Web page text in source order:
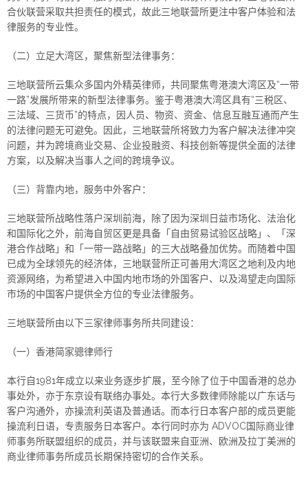
合伙联营采取共担责任的模式，故此三地联营所更注中客户体验和法
律服务的专业性。
（二）立足大湾区，聚焦新型法律事务：
三地联营所云集众多国内外精英律师，共同​​聚焦粤港澳大湾区及“一带
一路”发展所带来的新型法律事务。鉴于粤港澳大湾区具有“三税区、
三法域、三货币”的特点，因人员、物资、资金、信息互融互通而产生
的法律问题无可避免。因此，三地联营所将致力为客户解决法律冲突
问题，并为跨境商业交易、企业投融资、科技创新等提供全面的法律
方案，以及解决当事人之间的跨境争议。
（三）背靠内地，服务中外客户：
三地联营所战略性落户深圳前海，除了因为深圳日益市场化、法治化
和国际化之外，前海自贸区更是具备「自由贸易试验区战略」、「深
港合作战略」和「一带一路战略」的三大战略叠加优势。而随着中国
已成为全球领先的经济体，三地联营所正可善用大湾区之地利及内地
资源网络，为希望进入中国内地市场的外国客户、以及渴望走向国际
市场的中国客户提供全方位的专业法律服务。
三地联营所由以下三家律师事务所共同建设：
（一）香港简家骢律师行
本行自1981年成立以来业务逐步扩展，至今除了位于中国香港的总办
事处外，亦于东京设有联络办事处。本行大多数律师除能以广东话与
客户沟通外，亦操流利英语及普通话。而本行日本客户部的成员更能
操流利日语，专责服务日本客户。本行同时亦为 ADVOC国际商业律
师事务所联盟组织的成员，并与该联盟来自亚洲、欧洲及拉丁美洲的
商业律师事务所成员长期保持密切的合作关系。